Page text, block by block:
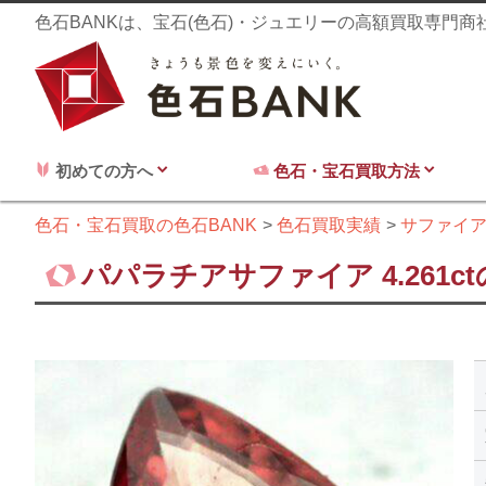
色石BANKは、宝石(色石)・ジュエリーの高額買取専門
初めての方へ 色石・宝石買取方法
色石・宝石買取の色石BANK 色石買取実績 サファイア
パパラチアサファイア 4.261ct